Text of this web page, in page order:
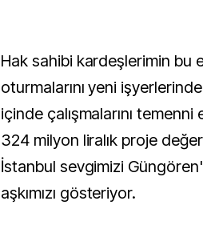
Hak sahibi kardeşlerimin bu
oturmalarını yeni
içinde çalışmalarını
324 milyon liralık proje
İstanbul sevgimizi
aşkımızı gösteriyor.